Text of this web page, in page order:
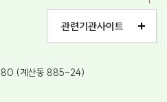
980 (계산동 885-24)
관련기관사이트